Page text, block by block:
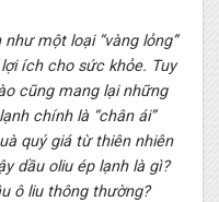
một loại “vàng lỏng”
ích cho sức khỏe. Tuy
cũng mang lại những
chính là “chân ái”
quý giá từ thiên nhiên
dầu oliu ép lạnh là gì?
ô liu thông thường?